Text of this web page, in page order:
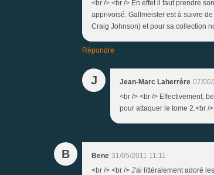
<br /> <br /> En effet il faut prendre
apprivoisé. Gallmeister est à suivre
Craig Johnson) et pour sa collection
Répondre
J Jean-Marc Laherrère 07/
<br /> <br /> Effectivement,
pour attaquer le tome 2.<br /
B Bene 31/05/2011 11:11
<br /> <br /> J'ai littéralement adoré